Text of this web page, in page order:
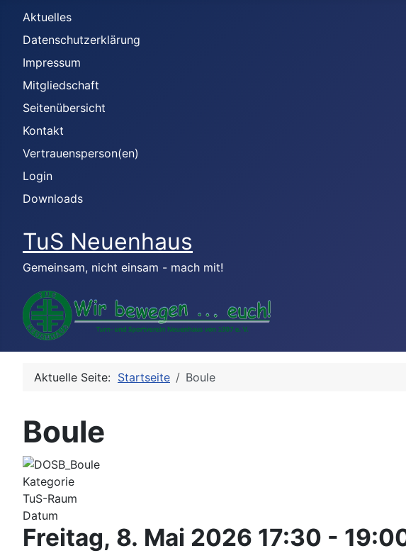
Aktuelles
Datenschutzerklärung
Impressum
Mitgliedschaft
Seitenübersicht
Kontakt
Vertrauensperson(en)
Login
Downloads
TuS Neuenhaus
Gemeinsam, nicht einsam - mach mit!
Aktuelle Seite: Startseite Boule
Boule
Kategorie
TuS-Raum
Datum
Freitag, 8. Mai 2026 17:30 -